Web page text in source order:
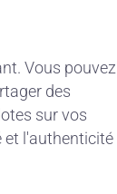
Vous pouvez
des
sur vos
et l'authenticité